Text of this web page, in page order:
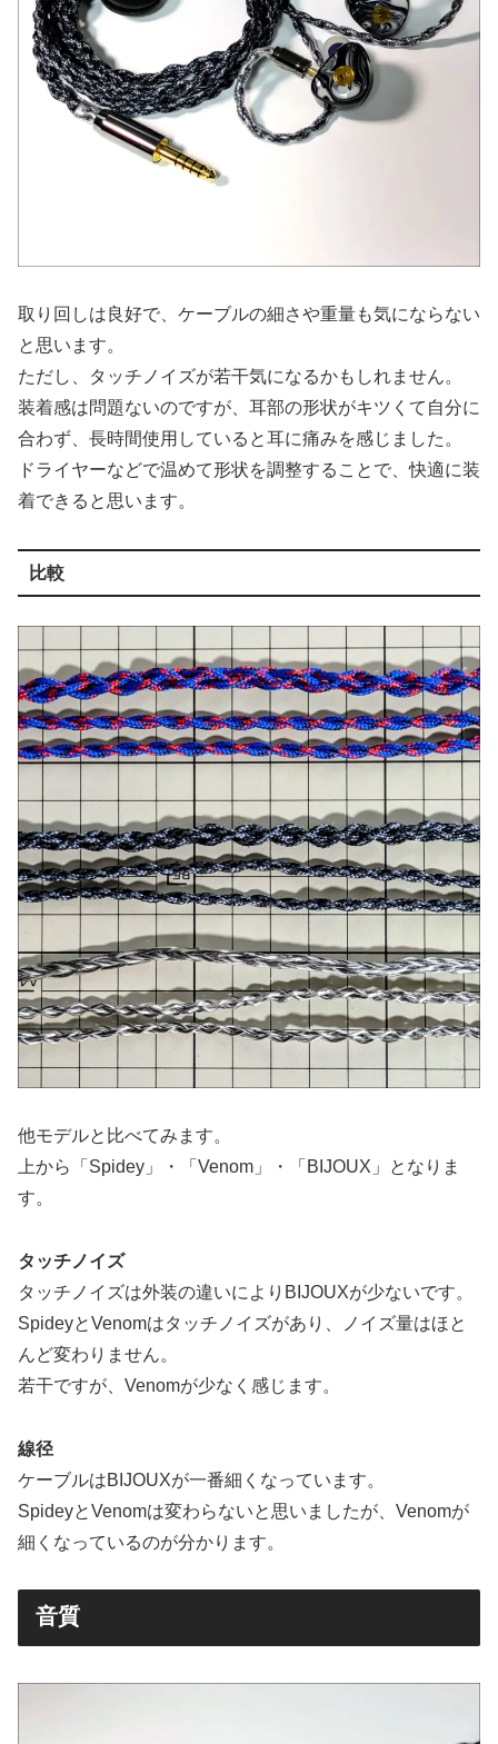
取り回しは良好で、ケーブルの細さや重量も気にならない
と思います。
ただし、タッチノイズが若干気になるかもしれません。
装着感は問題ないのですが、耳部の形状がキツくて自分に
合わず、長時間使用していると耳に痛みを感じました。
ドライヤーなどで温めて形状を調整することで、快適に装
着できると思います。
比較
他モデルと比べてみます。
上から「Spidey」・「Venom」・「BIJOUX」となりま
す。
タッチノイズ
タッチノイズは外装の違いによりBIJOUXが少ないです。
SpideyとVenomはタッチノイズがあり、ノイズ量はほと
んど変わりません。
若干ですが、Venomが少なく感じます。
線径
ケーブルはBIJOUXが一番細くなっています。
SpideyとVenomは変わらないと思いましたが、Venomが
細くなっているのが分かります。
音質